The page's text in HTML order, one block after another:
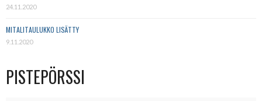
24.11.2020
MITALITAULUKKO LISÄTTY
9.11.2020
PISTEPÖRSSI